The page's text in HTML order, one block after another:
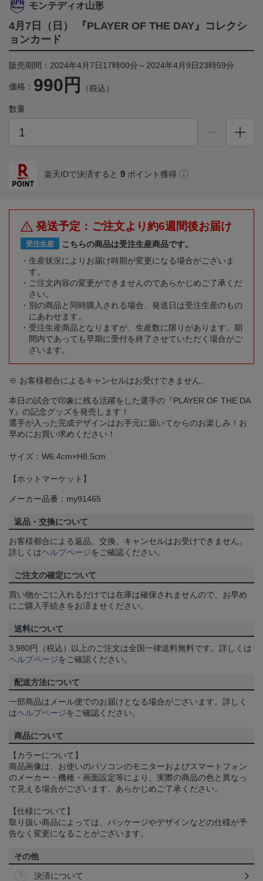
モンテディオ山形
4月7日（日） 『PLAYER OF THE DAY』コレクシ
ョンカード
販売期間：2024年4月7日17時00分～2024年4月9日23時59分
価格： 990円 （税込）
数量
楽天IDで決済すると 9 ポイント獲得
発送予定：ご注文より約6週間後お届け
受注生産
こちらの商品は受注生産商品です。
生産状況によりお届け時期が変更になる場合がございま
す。
ご注文内容の変更ができませんのであらかじめご了承くだ
さい。
別の商品と同時購入される場合、発送日は受注生産のもの
にあわせます。
受注生産商品となりますが、生産数に限りがあります。期
間内であっても早期に受付を終了させていただく場合がご
ざいます。
※ お客様都合によるキャンセルはお受けできません。
本日の試合で印象に残る活躍をした選手の『PLAYER OF THE DA
Y』の記念グッズを発売します！
選手が入った完成デザインはお手元に届いてからのお楽しみ！お
早めにお買い求めください！
サイズ：W6.4cm×H8.5cm
【ホットマーケット】
メーカー品番：my91465
返品・交換について
お客様都合による返品、交換、キャンセルはお受けできません。
詳しくはヘルプページをご確認ください。
ご注文の確定について
買い物かごに入れるだけでは在庫は確保されませんので、お早め
にご購入手続きをお済ませください。
送料について
3,980円（税込）以上のご注文は全国一律送料無料です。詳しくは
ヘルプページをご確認ください。
配送方法について
一部商品はメール便でのお届けとなる場合がございます。詳しく
はヘルプページをご確認ください。
商品について
【カラーについて】
商品画像は、お使いのパソコンのモニターおよびスマートフォン
のメーカー・機種・画面設定等により、実際の商品の色と異なっ
て見える場合がございます。あらかじめご了承ください。
【仕様について】
取り扱い商品によっては、パッケージやデザインなどの仕様が予
告なく変更になることがございます。
その他
決済について